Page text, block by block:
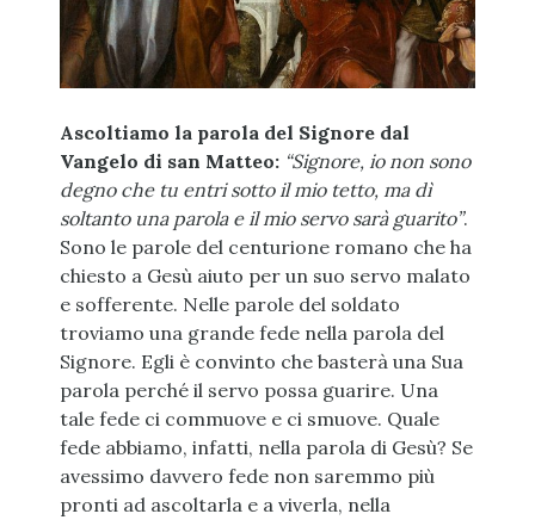
Ascoltiamo la parola del Signore dal
Vangelo di san Matteo: “Signore, io non sono
degno che tu entri sotto il mio tetto, ma dì
soltanto una parola e il mio servo sarà guarito”.
Sono le parole del centurione romano che ha
chiesto a Gesù aiuto per un suo servo malato
e sofferente. Nelle parole del soldato
troviamo una grande fede nella parola del
Signore. Egli è convinto che basterà una Sua
parola perché il servo possa guarire. Una
tale fede ci commuove e ci smuove. Quale
fede abbiamo, infatti, nella parola di Gesù? Se
avessimo davvero fede non saremmo più
pronti ad ascoltarla e a viverla, nella